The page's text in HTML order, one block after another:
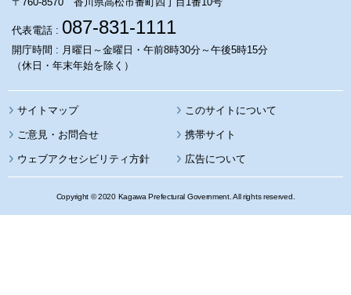
代表電話 : 087-831-1111
開庁時間 : 月曜日～金曜日・午前8時30分～午後5時15分
（休日・年末年始を除く）
サイトマップ このサイトについて
携帯サイト
ウェブアクセシビリティ方針 広告について
Copyright © 2020 Kagawa Prefectural Government. All rights reserved.